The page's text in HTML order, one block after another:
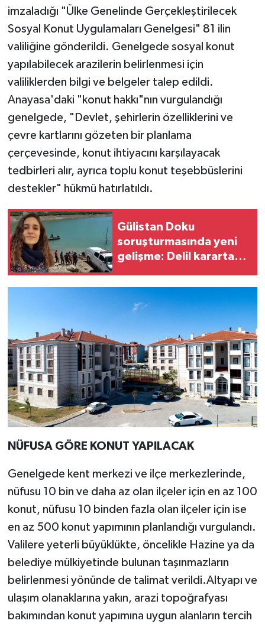
imzaladığı "Ülke Genelinde Gerçekleştirilecek
Sosyal Konut Uygulamaları Genelgesi" 81 ilin
valiliğine gönderildi. Genelgede sosyal konut
yapılabilecek arazilerin belirlenmesi için
valiliklerden bilgi ve belgeler talep edildi.
Anayasa'daki "konut hakkı"nın vurgulandığı
genelgede, "Devlet, şehirlerin özelliklerini ve
çevre kartlarını gözeten bir planlama
çerçevesinde, konut ihtiyacını karşılayacak
tedbirleri alır, ayrıca toplu konut teşebbüslerini
destekler" hükmü hatırlatıldı.
Gülistan Doku
soruşturmasında yeni
gelişme: Delil karartan
NÜFUSA GÖRE KONUT YAPILACAK
Genelgede kent merkezi ve ilçe merkezlerinde,
nüfusu 10 bin ve daha az olan ilçeler için en az 100
konut, nüfusu 10 binden fazla olan ilçeler için ise
en az 500 konut yapımının planlandığı vurgulandı.
Valilere yeterli büyüklükte, öncelikle Hazine ya da
belediye mülkiyetinde bulunan taşınmazların
belirlenmesi yönünde de talimat verildi.Altyapı ve
ulaşım olanaklarına yakın, arazi topoğrafyası
bakımından konut yapımına uygun alanların tercih